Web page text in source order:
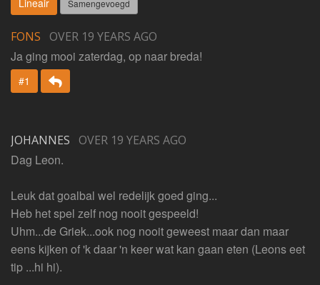
Lineair Samengevoegd
FONS OVER 19 YEARS AGO
Ja ging mooi zaterdag, op naar breda!
#1 Beantwoorden
JOHANNES OVER 19 YEARS AGO
Dag Leon.
Leuk dat goalbal wel redelijk goed ging...
Heb het spel zelf nog nooit gespeeld!
Uhm...de Griek...ook nog nooit geweest maar dan maar
eens kijken of 'k daar 'n keer wat kan gaan eten (Leons eet
tip ...hi hi).